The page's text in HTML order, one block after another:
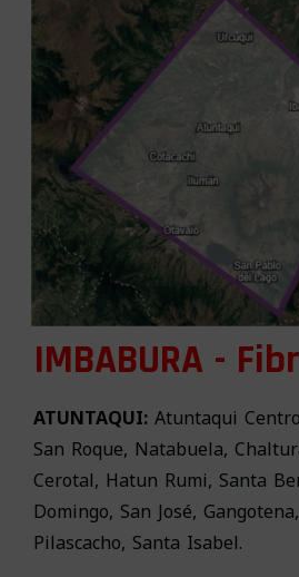
IMBABURA -
ATUNTAQUI:Atuntaqui
San Roque, Natabuela,
Cerotal, Hatun Rumi, Santa
Domingo, San José,
Pilascacho, Santa Isabel.